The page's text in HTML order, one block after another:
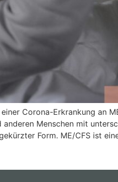
Corona-Erkrankung an
Menschen mit
Form. ME/CFS ist